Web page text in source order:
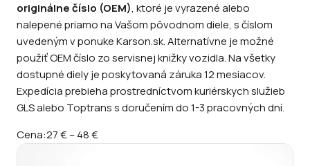
originálne číslo (OEM), ktoré je vyrazené alebo
nalepené priamo na Vašom pôvodnom diele, s číslom
uvedeným v ponuke Karson.sk. Alternatívne je možné
použiť OEM číslo zo servisnej knižky vozidla. Na všetky
dostupné diely je poskytovaná záruka 12 mesiacov.
Expedícia prebieha prostredníctvom kuriérskych služieb
GLS alebo Toptrans s doručením do 1-3 pracovných dní.
Cena:27 €–48 €